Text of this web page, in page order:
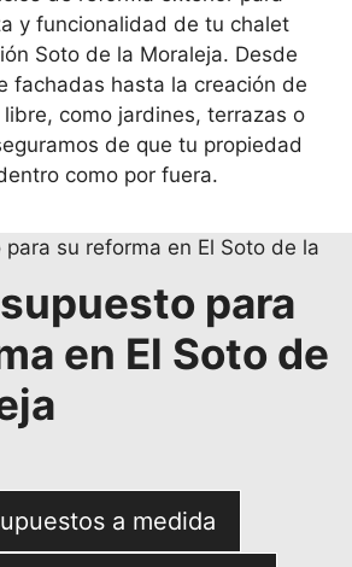
y funcionalidad de tu chalet
Soto de la Moraleja. Desde
fachadas hasta la creación de
como jardines, terrazas o
de que tu propiedad
como por fuera.
para
en El Soto de
a medida